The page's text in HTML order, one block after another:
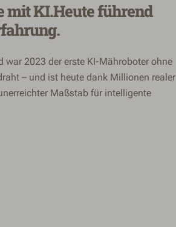
mit KI.Heute führend
war 2023 der erste KI-Mähroboter ohne
– und ist heute dank Millionen realer
Maßstab für intelligente